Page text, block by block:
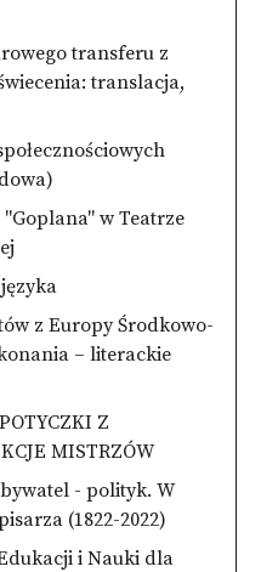
transferu z
translacja,
w Teatrze
z Europy Środkowo-
– literackie
Z
MISTRZÓW
- polityk. W
(1822-2022)
i Nauki dla